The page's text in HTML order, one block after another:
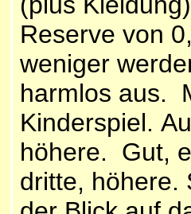
Reserve von
weniger
harmlos aus.
Kinderspiel.
höhere. Gut,
dritte, höhere.